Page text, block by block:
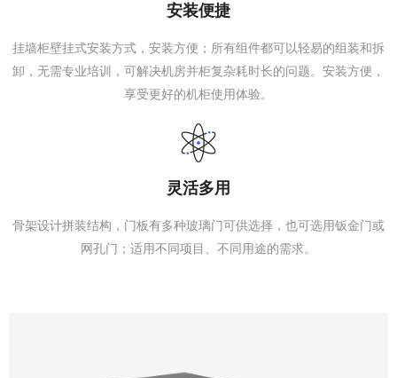
安装便捷
挂墙柜壁挂式安装方式，安装方便；所有组件都可以轻易的组装和拆
卸，无需专业培训，可解决机房并柜复杂耗时长的问题。安装方便，
享受更好的机柜使用体验。
灵活多用
骨架设计拼装结构，门板有多种玻璃门可供选择，也可选用钣金门或
网孔门；适用不同项目、不同用途的需求。